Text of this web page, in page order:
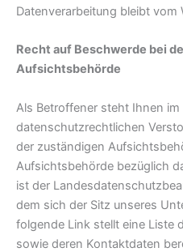
Datenverarbeitung bleibt vom
Recht auf Beschwerde bei
Aufsichtsbehörde
Als Betroffener steht Ihnen im
datenschutzrechtlichen
der zuständigen
Aufsichtsbehörde bezüglich
ist der
dem sich der Sitz unseres
folgende Link stellt eine Liste
sowie deren Kontaktdaten